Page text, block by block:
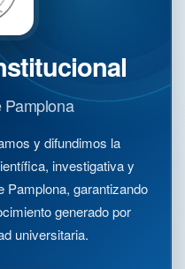
Pamplona
y difundimos la
investigativa y
Pamplona, garantizando
generado por
universitaria.